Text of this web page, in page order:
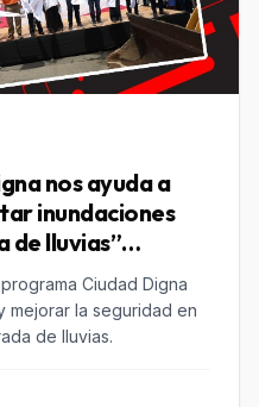
nos ayuda a
inundaciones
de lluvias”
Ciudad Digna
mejorar la seguridad en
de lluvias.